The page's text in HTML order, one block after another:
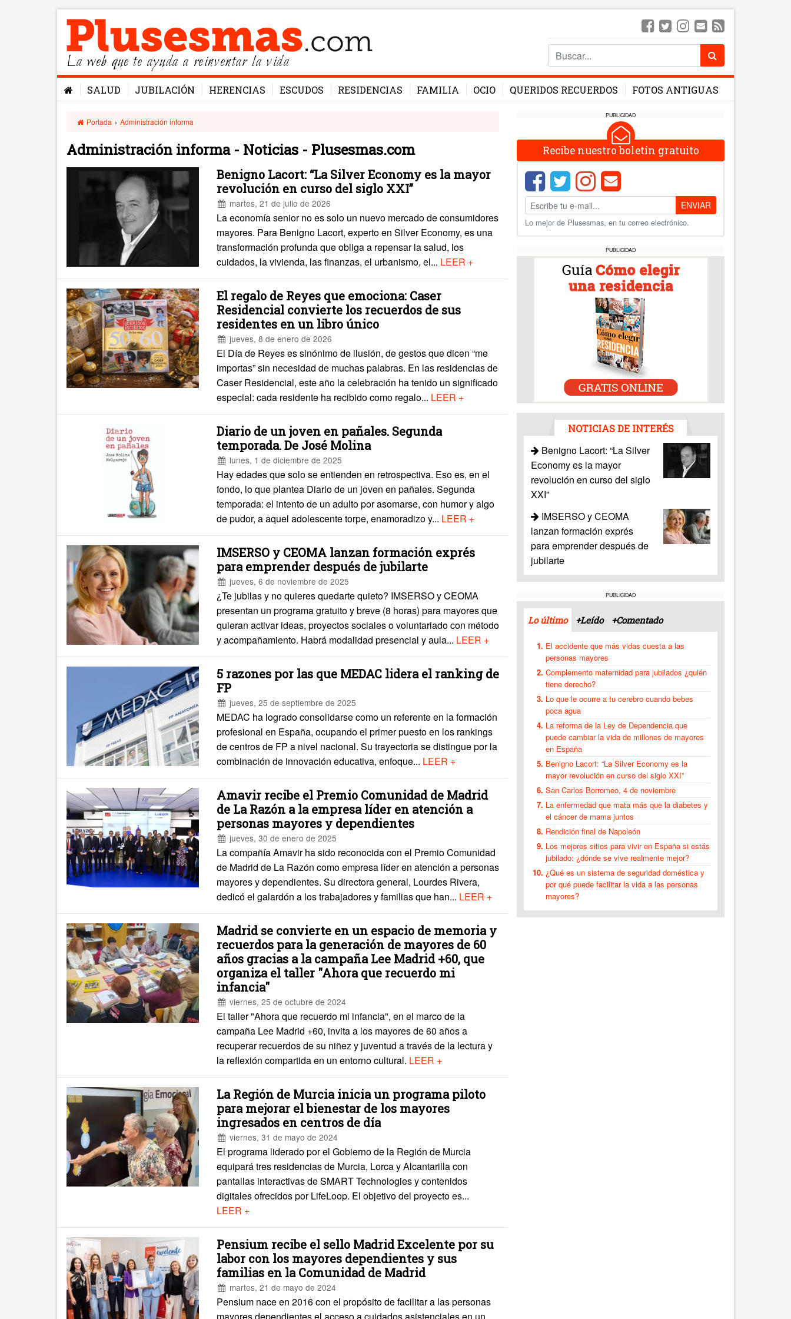
La web que te ayuda a reinventar la vida
SALUD JUBILACIÓN HERENCIAS ESCUDOS RESIDENCIAS FAMILIA OCIO QUERIDOS RECUERDOS FOTOS ANTIGUAS
Portada › Administración informa
Administración informa - Noticias - Plusesmas.com
Benigno Lacort: “La Silver Economy es la mayor
revolución en curso del siglo XXI”
martes, 21 de julio de 2026
La economía senior no es solo un nuevo mercado de consumidores
mayores. Para Benigno Lacort, experto en Silver Economy, es una
transformación profunda que obliga a repensar la salud, los
cuidados, la vivienda, las finanzas, el urbanismo, el... LEER +
El regalo de Reyes que emociona: Caser
Residencial convierte los recuerdos de sus
residentes en un libro único
jueves, 8 de enero de 2026
El Día de Reyes es sinónimo de ilusión, de gestos que dicen “me
importas” sin necesidad de muchas palabras. En las residencias de
Caser Residencial, este año la celebración ha tenido un significado
especial: cada residente ha recibido como regalo... LEER +
Diario de un joven en pañales. Segunda
temporada. De José Molina
lunes, 1 de diciembre de 2025
Hay edades que solo se entienden en retrospectiva. Eso es, en el
fondo, lo que plantea Diario de un joven en pañales. Segunda
temporada: el intento de un adulto por asomarse, con humor y algo
de pudor, a aquel adolescente torpe, enamoradizo y... LEER +
IMSERSO y CEOMA lanzan formación exprés
para emprender después de jubilarte
jueves, 6 de noviembre de 2025
¿Te jubilas y no quieres quedarte quieto? IMSERSO y CEOMA
presentan un programa gratuito y breve (8 horas) para mayores que
quieran activar ideas, proyectos sociales o voluntariado con método
y acompañamiento. Habrá modalidad presencial y aula... LEER +
5 razones por las que MEDAC lidera el ranking de
FP
jueves, 25 de septiembre de 2025
MEDAC ha logrado consolidarse como un referente en la formación
profesional en España, ocupando el primer puesto en los rankings
de centros de FP a nivel nacional. Su trayectoria se distingue por la
combinación de innovación educativa, enfoque... LEER +
Amavir recibe el Premio Comunidad de Madrid
de La Razón a la empresa líder en atención a
personas mayores y dependientes
jueves, 30 de enero de 2025
La compañía Amavir ha sido reconocida con el Premio Comunidad
de Madrid de La Razón como empresa líder en atención a personas
mayores y dependientes. Su directora general, Lourdes Rivera,
dedicó el galardón a los trabajadores y familias que han... LEER +
Madrid se convierte en un espacio de memoria y
recuerdos para la generación de mayores de 60
años gracias a la campaña Lee Madrid +60, que
organiza el taller "Ahora que recuerdo mi
infancia"
viernes, 25 de octubre de 2024
El taller "Ahora que recuerdo mi infancia", en el marco de la
campaña Lee Madrid +60, invita a los mayores de 60 años a
recuperar recuerdos de su niñez y juventud a través de la lectura y
la reflexión compartida en un entorno cultural. LEER +
La Región de Murcia inicia un programa piloto
para mejorar el bienestar de los mayores
ingresados en centros de día
viernes, 31 de mayo de 2024
El programa liderado por el Gobierno de la Región de Murcia
equipará tres residencias de Murcia, Lorca y Alcantarilla con
pantallas interactivas de SMART Technologies y contenidos
digitales ofrecidos por LifeLoop. El objetivo del proyecto es...
LEER +
Pensium recibe el sello Madrid Excelente por su
labor con los mayores dependientes y sus
familias en la Comunidad de Madrid
martes, 21 de mayo de 2024
Pensium nace en 2016 con el propósito de facilitar a las personas
PUBLICIDAD
Recibe nuestro boletín gratuito
ENVIAR
Lo mejor de Plusesmas, en tu correo electrónico.
PUBLICIDAD
NOTICIAS DE INTERÉS
Benigno Lacort: “La Silver
Economy es la mayor
revolución en curso del siglo
XXI”
IMSERSO y CEOMA
lanzan formación exprés
para emprender después de
jubilarte
PUBLICIDAD
Lo último +Leído +Comentado
El accidente que más vidas cuesta a las
personas mayores
Complemento maternidad para jubilados ¿quién
tiene derecho?
Lo que le ocurre a tu cerebro cuando bebes
poca agua
La reforma de la Ley de Dependencia que
puede cambiar la vida de millones de mayores
en España
Benigno Lacort: “La Silver Economy es la
mayor revolución en curso del siglo XXI”
San Carlos Borromeo, 4 de noviembre
La enfermedad que mata más que la diabetes y
el cáncer de mama juntos
Rendición final de Napoleón
Los mejores sitios para vivir en España si estás
jubilado: ¿dónde se vive realmente mejor?
¿Qué es un sistema de seguridad doméstica y
por qué puede facilitar la vida a las personas
mayores?